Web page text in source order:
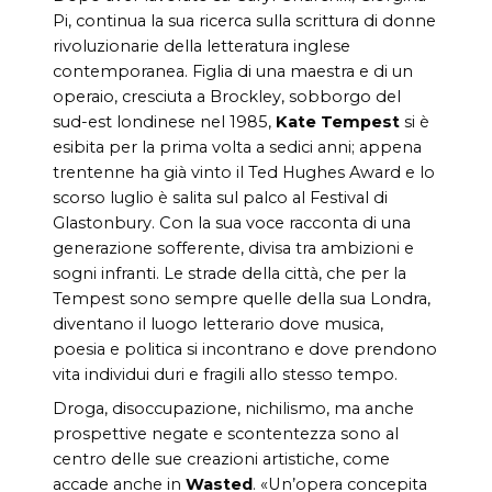
Pi, continua la sua ricerca sulla scrittura di donne
rivoluzionarie della letteratura inglese
contemporanea. Figlia di una maestra e di un
operaio, cresciuta a Brockley, sobborgo del
sud-est londinese nel 1985, Kate Tempest si è
esibita per la prima volta a sedici anni; appena
trentenne ha già vinto il Ted Hughes Award e lo
scorso luglio è salita sul palco al Festival di
Glastonbury. Con la sua voce racconta di una
generazione sofferente, divisa tra ambizioni e
sogni infranti. Le strade della città, che per la
Tempest sono sempre quelle della sua Londra,
diventano il luogo letterario dove musica,
poesia e politica si incontrano e dove prendono
vita individui duri e fragili allo stesso tempo.
Droga, disoccupazione, nichilismo, ma anche
prospettive negate e scontentezza sono al
centro delle sue creazioni artistiche, come
accade anche in Wasted. «Un’opera concepita